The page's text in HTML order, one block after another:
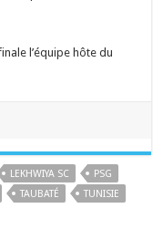
l’équipe hôte du
LEKHWIYA SC
PSG
TAUBATÉ TUNISIE